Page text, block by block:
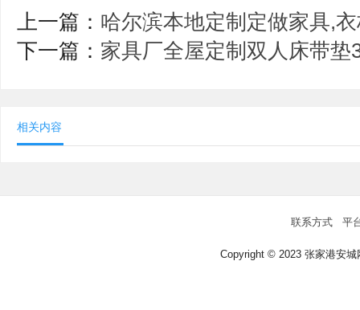
上一篇： 哈尔滨本地定制定做家具,
下一篇： 家具厂全屋定制双人床带垫
相关内容
联系方式 平
Copyright © 2023 张家港安